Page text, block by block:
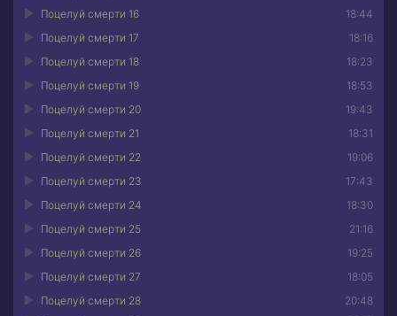
18:44
Поцелуй смерти 16
18:16
Поцелуй смерти 17
18:23
Поцелуй смерти 18
18:53
Поцелуй смерти 19
19:43
Поцелуй смерти 20
18:31
Поцелуй смерти 21
19:06
Поцелуй смерти 22
17:43
Поцелуй смерти 23
18:30
Поцелуй смерти 24
21:16
Поцелуй смерти 25
19:25
Поцелуй смерти 26
18:05
Поцелуй смерти 27
20:48
Поцелуй смерти 28